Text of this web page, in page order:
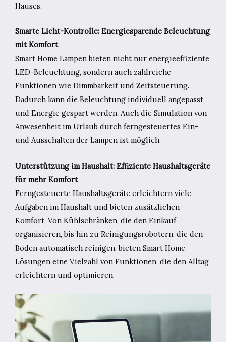
Hauses.
Smarte Licht-Kontrolle: Energiesparende Beleuchtung
mit Komfort
Smart Home Lampen bieten nicht nur energieeffiziente
LED-Beleuchtung, sondern auch zahlreiche
Funktionen wie Dimmbarkeit und Zeitsteuerung.
Dadurch kann die Beleuchtung individuell angepasst
und Energie gespart werden. Auch die Simulation von
Anwesenheit im Urlaub durch ferngesteuertes Ein-
und Ausschalten der Lampen ist möglich.
Unterstützung im Haushalt: Effiziente Haushaltsgeräte
für mehr Komfort
Ferngesteuerte Haushaltsgeräte erleichtern viele
Aufgaben im Haushalt und bieten zusätzlichen
Komfort. Von Kühlschränken, die den Einkauf
organisieren, bis hin zu Reinigungsrobotern, die den
Boden automatisch reinigen, bieten Smart Home
Lösungen eine Vielzahl von Funktionen, die den Alltag
erleichtern und optimieren.